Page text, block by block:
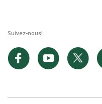
Suivez-nous!